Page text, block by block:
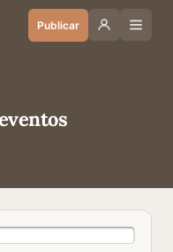
Publicar